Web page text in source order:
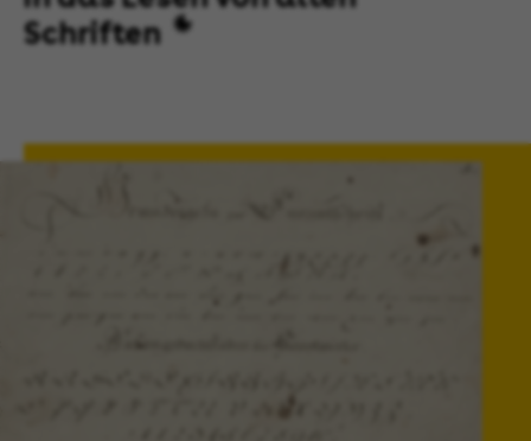
Schriften